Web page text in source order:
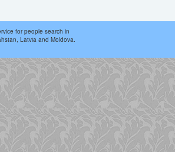
for people search in
Latvia and Moldova.